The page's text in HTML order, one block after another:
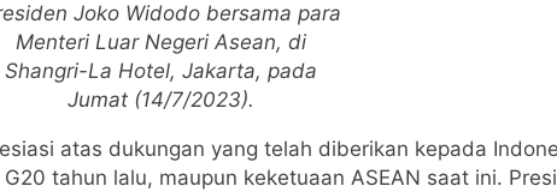
Joko Widodo bersama para
Menteri Luar Negeri Asean, di
Shangri-La Hotel, Jakarta, pada
Jumat (14/7/2023).
atas dukungan yang telah diberikan kepada
tahun lalu, maupun keketuaan ASEAN saat ini.